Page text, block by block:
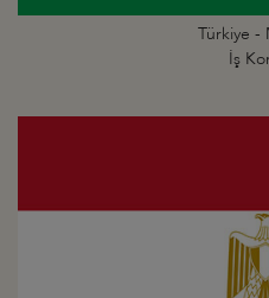
Türkiye -
İş